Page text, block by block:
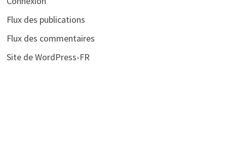
Flux des publications
Flux des commentaires
Site de WordPress-FR